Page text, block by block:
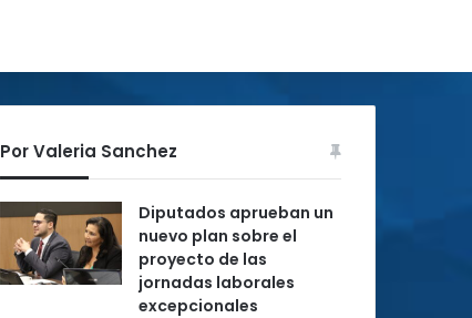
Por Valeria Sanchez
Diputados aprueban un
nuevo plan sobre el
proyecto de las
jornadas laborales
excepcionales